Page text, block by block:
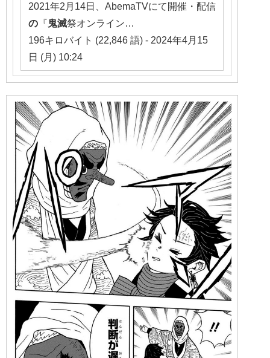
2021年2月14日、AbemaTVにて開催・配信
の 『鬼滅祭オンライン…
196キロバイト (22,846 語) - 2024年4月15
日 (月) 10:24